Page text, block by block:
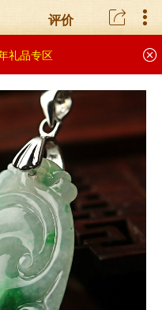
评价
礼品专区